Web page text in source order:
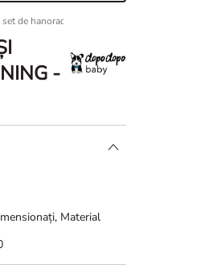
set de hanorac și pantaloni de trening - Regele leu
-
Material